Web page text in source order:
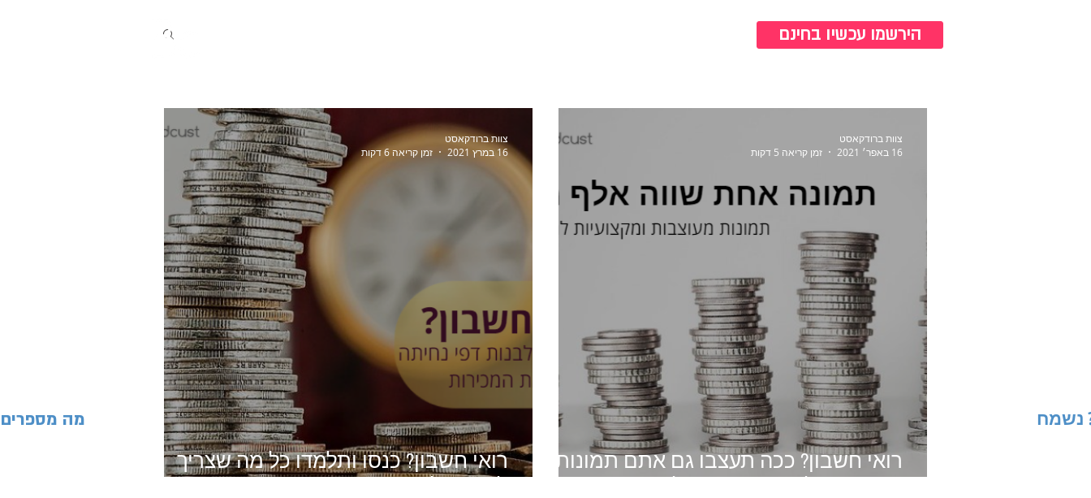
הירשמו עכשיו בחינם
... מה
רואי חשבון? ככה תעצבו גם אתם תמונות
צוות ברודקאסט
16 באפר׳ 2021
זמן קריאה 5 דקות
רואי חשבון? כנסו ותלמדו כל מה שצריך
צוות ברודקאסט
16 במרץ 2021
זמן קריאה 6 דקות
נשמח